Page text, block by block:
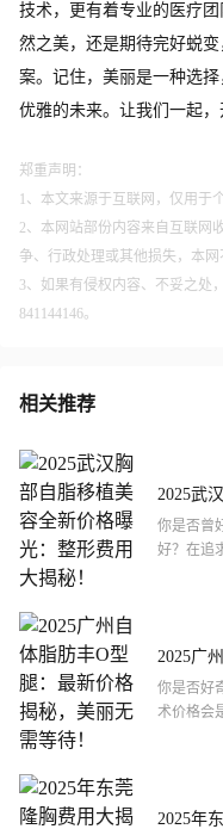
技术，更有着专业的医疗
然之美，还是期待完好蜕
案。记住，美丽是一种选
优雅的未来。让我们一起，
郑重声明：
1、本文来源于互联网，仅用于
2、本网站部份内容来自互联网
争、行政处理或其他损失，本网
3、如果有侵权内容、不妥之处
841144146。
相关推荐
2025武
费用大揭
你是否曾
好？在追
2025广
丽无需
你是否好
术价格会
2025年